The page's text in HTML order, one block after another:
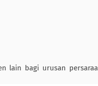
lain bagi urusan